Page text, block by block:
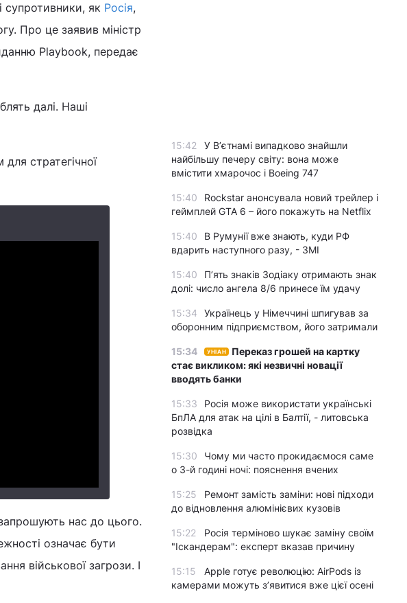
супротивники, як Росія,
Про це заявив міністр
Playbook, передає
далі. Наші
стратегічної
нас до цього.
означає бути
військової загрози. І
15:42
У Вʼєтнамі випадково знайшли
найбільшу печеру світу: вона може
вмістити хмарочос і Boeing 747
15:40
Rockstar анонсувала новий трейлер і
геймплей GTA 6 – його покажуть на Netflix
15:40
В Румунії вже знають, куди РФ
вдарить наступного разу, - ЗМІ
15:40
П’ять знаків Зодіаку отримають знак
долі: число ангела 8/6 принесе їм удачу
15:34
Українець у Німеччині шпигував за
оборонним підприємством, його затримали
15:34 УНІАН
Переказ грошей на картку
стає викликом: які незвичні новації
вводять банки
15:33
Росія може використати українські
БпЛА для атак на цілі в Балтії, - литовська
розвідка
15:30
Чому ми часто прокидаємося саме
о 3-й годині ночі: пояснення вчених
15:25
Ремонт замість заміни: нові підходи
до відновлення алюмінієвих кузовів
15:22
Росія терміново шукає заміну своїм
"Іскандерам": експерт вказав причину
15:15
Apple готує революцію: AirPods із
камерами можуть з’явитися вже цієї осені